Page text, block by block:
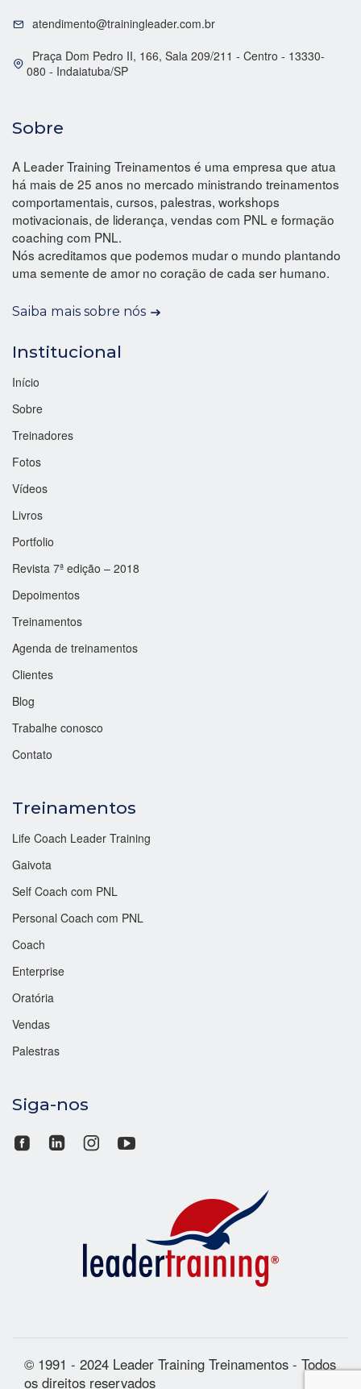
atendimento@trainingleader.com.br
Praça Dom Pedro II, 166, Sala 209/211 - Centro - 13330-
080 - Indaiatuba/SP
Sobre
A Leader Training Treinamentos é uma empresa que atua
há mais de 25 anos no mercado ministrando treinamentos
comportamentais, cursos, palestras, workshops
motivacionais, de liderança, vendas com PNL e formação
coaching com PNL.
Nós acreditamos que podemos mudar o mundo plantando
uma semente de amor no coração de cada ser humano.
Saiba mais sobre nós
Institucional
Início
Sobre
Treinadores
Fotos
Vídeos
Livros
Portfolio
Revista 7ª edição – 2018
Depoimentos
Treinamentos
Agenda de treinamentos
Clientes
Blog
Trabalhe conosco
Contato
Treinamentos
Life Coach Leader Training
Gaivota
Self Coach com PNL
Personal Coach com PNL
Coach
Enterprise
Oratória
Vendas
Palestras
Siga-nos
© 1991 - 2024 Leader Training Treinamentos - Todos
os direitos reservados